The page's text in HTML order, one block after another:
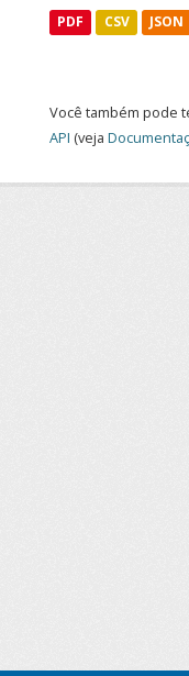
PDF CSV JSON
Você também pode
API (veja